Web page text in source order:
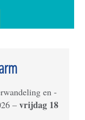
en -
– vrijdag 18